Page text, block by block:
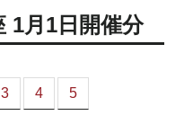
1月1日開催分
3 4 5